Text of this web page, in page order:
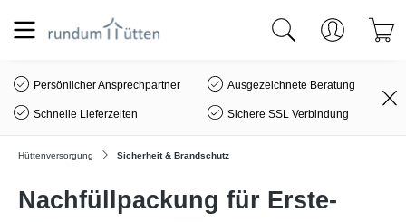
springen
Persönlicher Ansprechpartner Ausgezeichnete Beratung
Schnelle Lieferzeiten Sichere SSL Verbindung
Hüttenversorgung Sicherheit & Brandschutz
Nachfüllpackung für Erste-